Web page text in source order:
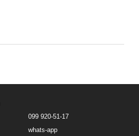
099 920-51-17
whats-app